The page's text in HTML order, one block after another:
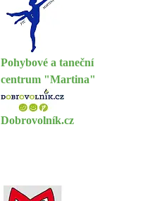
Pohybové a taneční
centrum "Martina"
Dobrovolník.cz